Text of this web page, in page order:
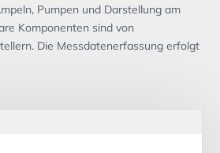
Pumpen und Darstellung am
Komponenten sind von
Die Messdatenerfassung erfolgt